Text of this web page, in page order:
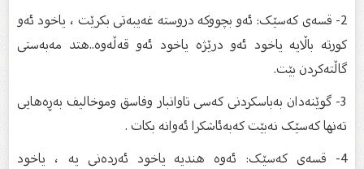
2- قسەی کەسێک: ئەو بچووکە دروستە غەیبەتی بکرێت ، یاخود ئەو
کورتە باڵایە یاخود ئەو درێژە یاخود ئەو قەڵەوە..هتد مەبەستی
گاڵتەکردن بێت.
3- گوێنەدان بەباسکردنی کەسی تاوانبار وفاسق وموخالیف بەڕەهایی
تەنها کەسێک نەبێت کەبەئاشکرا ئەوانە بکات .
4- قسەی کەسێک: ئەوە هندیە یاخود ئەردەنی یە ، یاخود